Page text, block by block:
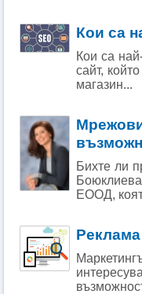
Кои са
Кои са
сайт,
магазин...
Бихте ли
ЕООД,